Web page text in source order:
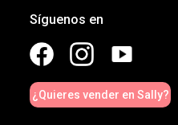
Síguenos en
¿Quieres vender en Sally?